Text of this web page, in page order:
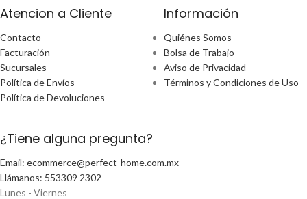
Atencion a Cliente
Contacto
Facturación
Sucursales
Política de Envíos
Política de Devoluciones
Información
Quiénes Somos
Bolsa de Trabajo
Aviso de Privacidad
Términos y Condiciones de Uso
¿Tiene alguna pregunta?
Email: ecommerce@perfect-home.com.mx
Llámanos: 553309 2302
Lunes - Viernes